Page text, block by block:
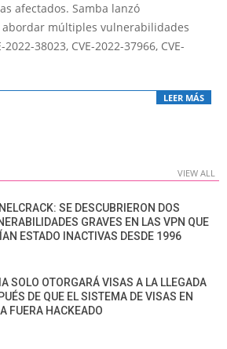
afectados. Samba lanzó
múltiples vulnerabilidades
38023, CVE-2022-37966, CVE-
LEER MÁS
VIEW ALL
SE DESCUBRIERON DOS
GRAVES EN LAS VPN QUE
ESTADO INACTIVAS DESDE 1996
SOLO OTORGARÁ VISAS A LA LLEGADA
DE QUE EL SISTEMA DE VISAS EN
FUERA HACKEADO